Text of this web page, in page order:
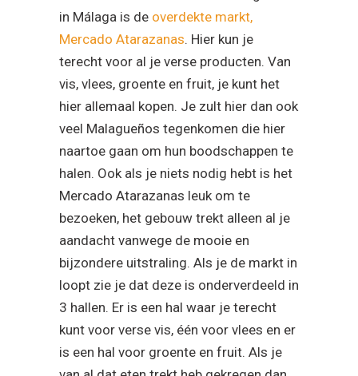
hier allemaal kopen. Je zult hier dan ook
veel Malagueños tegenkomen die hier
naartoe gaan om hun boodschappen te
halen. Ook als je niets nodig hebt is het
Mercado Atarazanas leuk om te
bezoeken, het gebouw trekt alleen al je
aandacht vanwege de mooie en
bijzondere uitstraling. Als je de markt in
loopt zie je dat deze is onderverdeeld in
3 hallen. Er is een hal waar je terecht
kunt voor verse vis, één voor vlees en er
is een hal voor groente en fruit. Als je
van al dat eten trekt heb gekregen dan
kun je er ook terecht voor een lekkere
tapas met een lekker koud wijntje.
Eten in Málaga